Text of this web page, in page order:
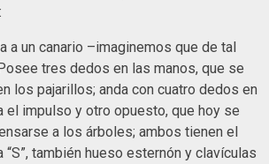
a un canario –imaginemos que de tal
tres dedos en las manos, que se
los pajarillos; anda con cuatro dedos en
el impulso y otro opuesto, que hoy se
a los árboles; ambos tienen el
también hueso esternón y clavículas